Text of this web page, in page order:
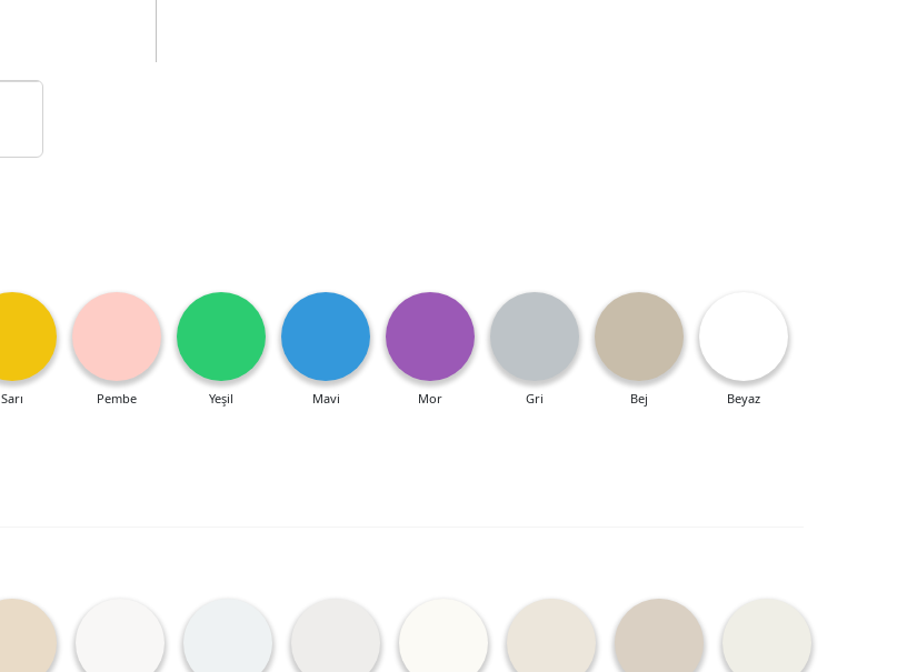
Sarı Pembe Yeşil Mavi Mor Gri Bej Beyaz